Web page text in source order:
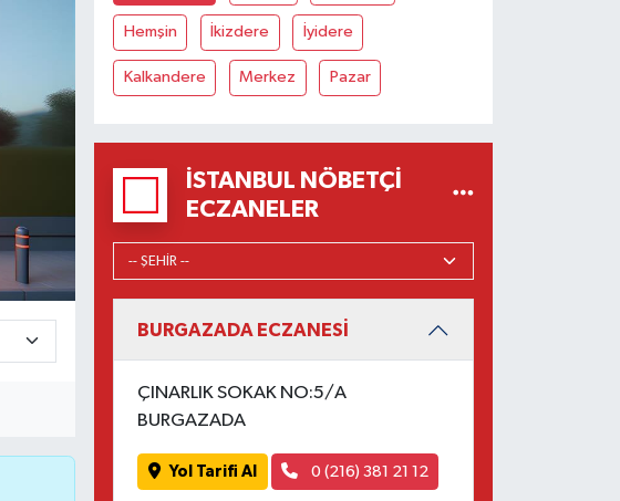
Hemşin İkizdere İyidere
Kalkandere Merkez Pazar
İSTANBUL NÖBETÇI
ECZANELER
BURGAZADA ECZANESİ
ÇINARLIK SOKAK NO:5/A
BURGAZADA
Yol Tarifi Al 0 (216) 381 21 12